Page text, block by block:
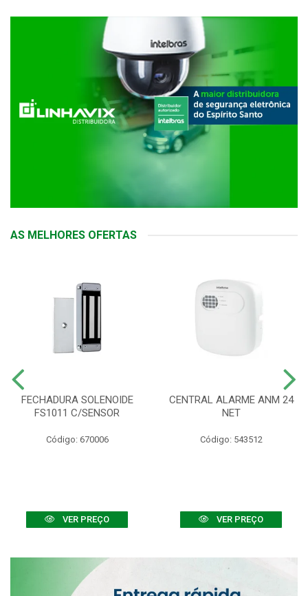
AS MELHORES OFERTAS
FECHADURA SOLENOIDE
FS1011 C/SENSOR
Código: 670006
VER PREÇO
CENTRAL ALARME ANM 24
NET
Código: 543512
VER PREÇO